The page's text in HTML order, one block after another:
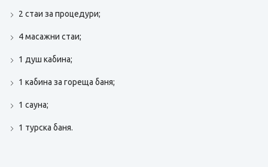
2 стаи за процедури;
4 масажни стаи;
1 душ кабина;
1 кабина за гореща баня;
1 сауна;
1 турска баня.